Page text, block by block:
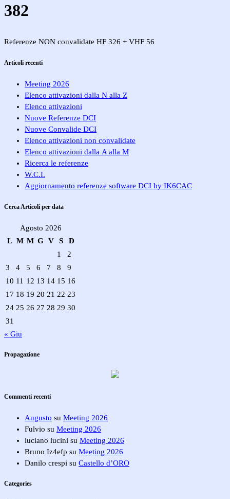
382
Referenze NON convalidate HF 326 + VHF 56
Articoli recenti
Meeting 2026
Elenco attivazioni dalla N alla Z
Elenco attivazioni
Nuove Referenze DCI
Nuove Convalide DCI
Elenco attivazioni non convalidate
Elenco attivazioni dalla A alla M
Ricerca le referenze
W.C.I.
Aggiornamento referenze software DCI by IK6CAC
Cerca Articoli per data
Agosto 2026
L M M G V S
D
1
2
3
4 5 6 7 8
9
10 11 12 13 14 15 16
17 18 19 20 21 22 23
24 25 26 27 28 29 30
31
« Giu
Propagazione
Commenti recenti
Augusto su Meeting 2026
Fulvio su Meeting 2026
luciano lucini su Meeting 2026
Bruno Iz4efp su Meeting 2026
Danilo crespi su Castello d’ORO
Categories